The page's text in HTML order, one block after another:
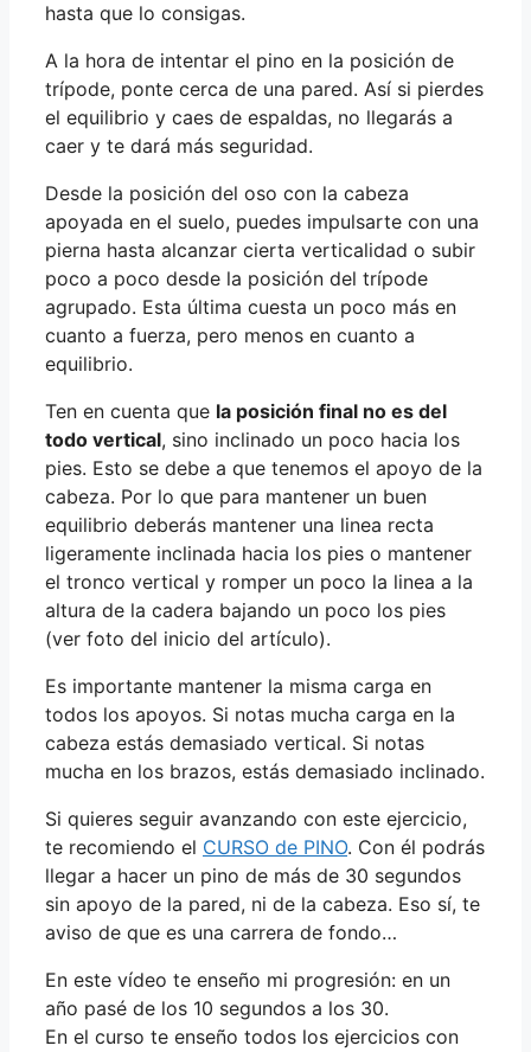
hasta que lo consigas.
A la hora de intentar el pino en la posición de
trípode, ponte cerca de una pared. Así si pierdes
el equilibrio y caes de espaldas, no llegarás a
caer y te dará más seguridad.
Desde la posición del oso con la cabeza
apoyada en el suelo, puedes impulsarte con una
pierna hasta alcanzar cierta verticalidad o subir
poco a poco desde la posición del trípode
agrupado. Esta última cuesta un poco más en
cuanto a fuerza, pero menos en cuanto a
equilibrio.
Ten en cuenta que la posición final no es del
todo vertical, sino inclinado un poco hacia los
pies. Esto se debe a que tenemos el apoyo de la
cabeza. Por lo que para mantener un buen
equilibrio deberás mantener una linea recta
ligeramente inclinada hacia los pies o mantener
el tronco vertical y romper un poco la linea a la
altura de la cadera bajando un poco los pies
(ver foto del inicio del artículo).
Es importante mantener la misma carga en
todos los apoyos. Si notas mucha carga en la
cabeza estás demasiado vertical. Si notas
mucha en los brazos, estás demasiado inclinado.
Si quieres seguir avanzando con este ejercicio,
te recomiendo el CURSO de PINO. Con él podrás
llegar a hacer un pino de más de 30 segundos
sin apoyo de la pared, ni de la cabeza. Eso sí, te
aviso de que es una carrera de fondo…
En este vídeo te enseño mi progresión: en un
año pasé de los 10 segundos a los 30.
En el curso te enseño todos los ejercicios con